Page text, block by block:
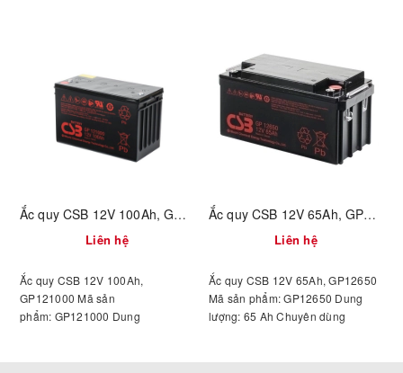
Ắc quy CSB 12V 100Ah, GP121000
Liên hệ
Ắc quy CSB 12V 100Ah,
GP121000 Mã sản
phẩm: GP121000 Dung
Ắc quy CSB 12V 65Ah, GP12650
Liên hệ
Ắc quy CSB 12V 65Ah, GP12650
Mã sản phẩm: GP12650 Dung
lượng: 65 Ah Chuyên dùng